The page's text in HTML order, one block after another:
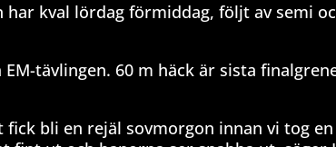
har kval lördag förmiddag, följt av semi
tävlingen. 60 m häck är sista
fick bli en rejäl sovmorgon innan vi tog